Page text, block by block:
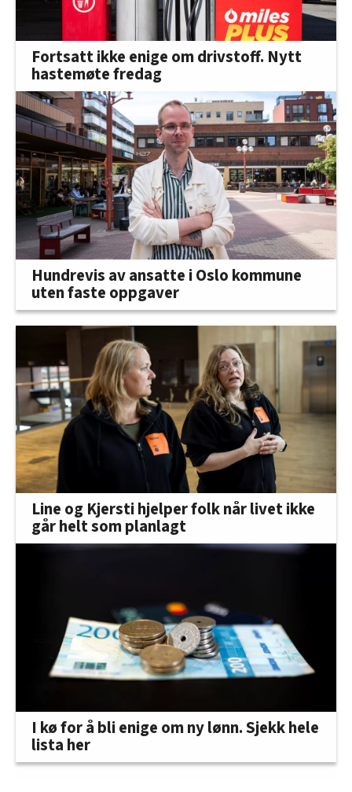
Fortsatt ikke enige om drivstoff. Nytt
hastemøte fredag
Hundrevis av ansatte i Oslo kommune
uten faste oppgaver
Line og Kjersti hjelper folk når livet ikke
går helt som planlagt
I kø for å bli enige om ny lønn. Sjekk hele
lista her